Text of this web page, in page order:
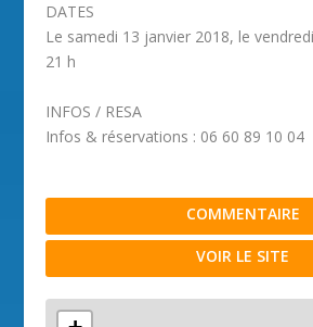
DATES
Le samedi 13 janvier 2018, le
21 h
INFOS / RESA
Infos & réservations : 06 60 89 10 04
COMMENTAIRE
VOIR LE SITE